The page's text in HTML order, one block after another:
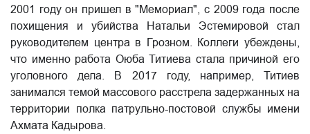
2001 году он пришел в "Мемориал", с 2009 года после
похищения и убийства Натальи Эстемировой стал
руководителем центра в Грозном. Коллеги убеждены,
что именно работа Оюба Титиева стала причиной его
уголовного дела. В 2017 году, например, Титиев
занимался темой массового расстрела задержанных на
территории полка патрульно-постовой службы имени
Ахмата Кадырова.